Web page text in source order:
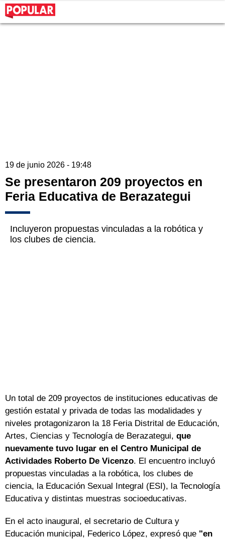
19 de junio 2026 - 19:48
Se presentaron 209 proyectos en
Feria Educativa de Berazategui
Incluyeron propuestas vinculadas a la robótica y
los clubes de ciencia.
Un total de 209 proyectos de instituciones educativas de
gestión estatal y privada de todas las modalidades y
niveles protagonizaron la 18 Feria Distrital de Educación,
Artes, Ciencias y Tecnología de Berazategui, que
nuevamente tuvo lugar en el Centro Municipal de
Actividades Roberto De Vicenzo. El encuentro incluyó
propuestas vinculadas a la robótica, los clubes de
ciencia, la Educación Sexual Integral (ESI), la Tecnología
Educativa y distintas muestras socioeducativas.
En el acto inaugural, el secretario de Cultura y
Educación municipal, Federico López, expresó que "en